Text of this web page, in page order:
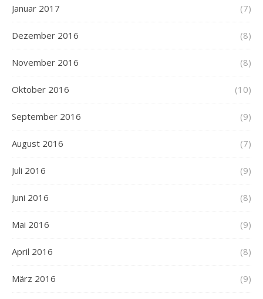
Januar 2017 (7)
Dezember 2016 (8)
November 2016 (8)
Oktober 2016 (10)
September 2016 (9)
August 2016 (7)
Juli 2016 (9)
Juni 2016 (8)
Mai 2016 (9)
April 2016 (8)
März 2016 (9)